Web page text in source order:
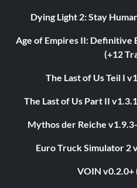
Dying Light 2: Stay
Age of Empires II: Definitive
(+12
The Last of Us Teil I
The Last of Us Part II
Mythos der Reiche
Euro Truck Simulator 2
VOIN v0.2.0+